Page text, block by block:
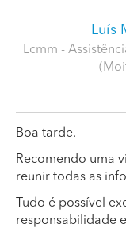
Luís
Lcmm -
Boa tarde.
Recomendo uma
reunir todas as
Tudo é possível
responsabilidade